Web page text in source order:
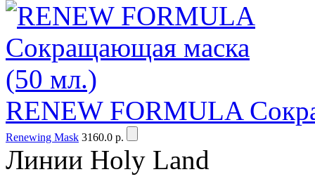
RENEW FORMULA
Renewing Mask 3160.0 р.
Линии Holy Land